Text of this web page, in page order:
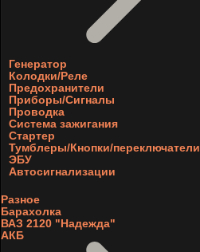
Генератор
Колодки/Реле
Предохранители
Приборы/Сигналы
Проводка
Система зажигания
Стартер
Тумблеры/Кнопки/переключатели
ЭБУ
Автосигнализации
Разное
Барахолка
ВАЗ 2120 "Надежда"
АКБ